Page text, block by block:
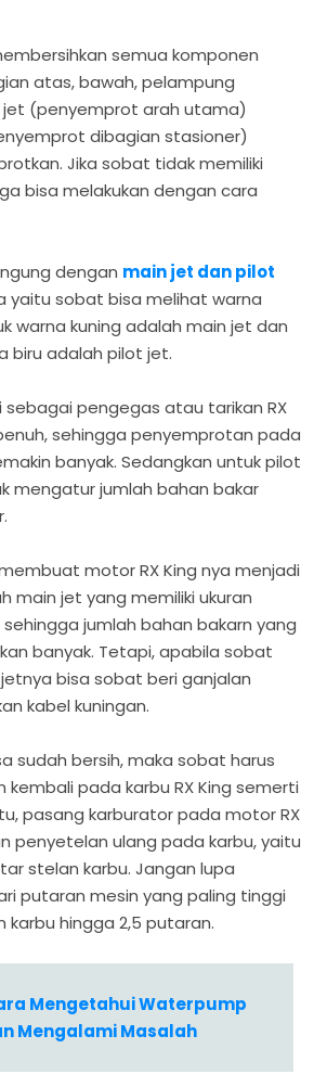
semua komponen
atas, bawah, pelampung
(penyemprot arah utama)
dibagian stasioner)
Jika sobat tidak memiliki
bisa melakukan dengan cara
dengan main jet dan pilot
yaitu sobat bisa melihat warna
warna kuning adalah main jet dan
biru adalah pilot jet.
sebagai pengegas atau tarikan RX
sehingga penyemprotan pada
banyak. Sedangkan untuk pilot
mengatur jumlah bahan bakar
motor RX King nya menjadi
main jet yang memiliki ukuran
jumlah bahan bakarn yang
banyak. Tetapi, apabila sobat
bisa sobat beri ganjalan
kabel kuningan.
sudah bersih, maka sobat harus
kembali pada karbu RX King semerti
pasang karburator pada motor RX
penyetelan ulang pada karbu, yaitu
stelan karbu. Jangan lupa
putaran mesin yang paling tinggi
karbu hingga 2,5 putaran.
Mengetahui Waterpump
Mengalami Masalah